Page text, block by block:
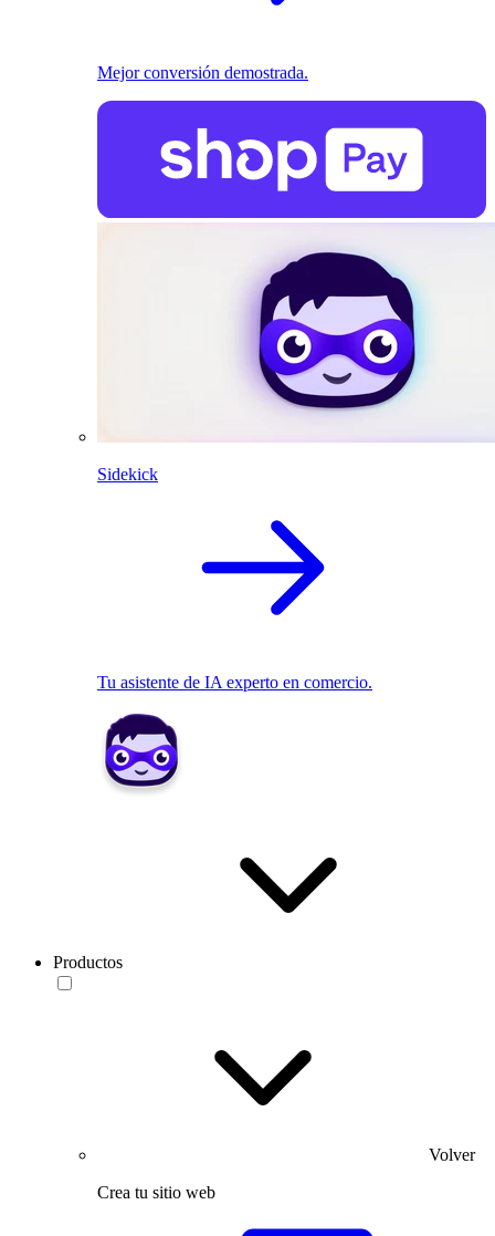
Mejor conversión demostrada.
Sidekick
Tu asistente de IA experto en comercio.
Productos
Volver
Crea tu sitio web